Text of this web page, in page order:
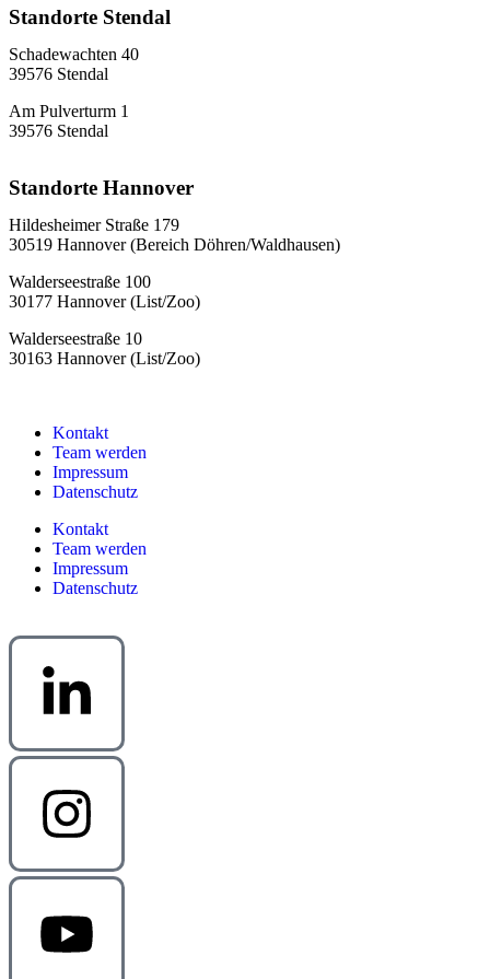
Standorte Stendal
Schadewachten 40
39576 Stendal
Am Pulverturm 1
39576 Stendal
Standorte Hannover
Hildesheimer Straße 179
30519 Hannover (Bereich Döhren/Waldhausen)
Walderseestraße 100
30177 Hannover (List/Zoo)
Walderseestraße 10
30163 Hannover (List/Zoo)
Kontakt
Team werden
Impressum
Datenschutz
Kontakt
Team werden
Impressum
Datenschutz